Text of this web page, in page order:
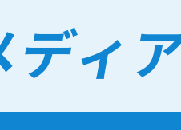
ディ